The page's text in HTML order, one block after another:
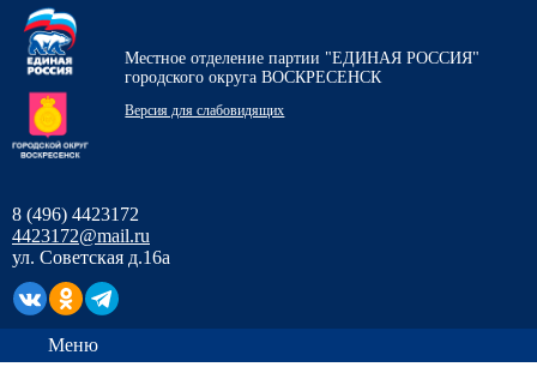
Местное отделение партии "ЕДИНАЯ РОССИЯ"
городского округа ВОСКРЕСЕНСК
Версия для слабовидящих
8 (496) 4423172
4423172@mail.ru
ул. Советская д.16а
Меню